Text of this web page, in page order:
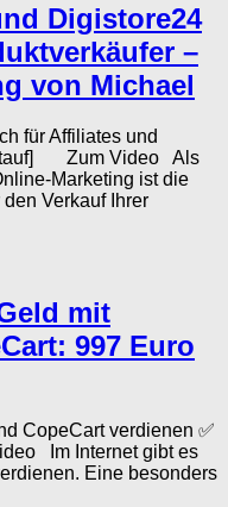
Digistore24
–
von Michael
für Affiliates und
Zum Video Als
Marketing ist die
Verkauf Ihrer
mit
997 Euro
CopeCart verdienen ✅
Im Internet gibt es
Eine besonders